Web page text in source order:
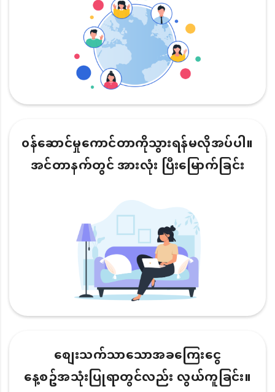
၀န်ဆောင်မှုကောင်တာကိုသွားရန်မလိုအပ်ပါ။
အင်တာနက်တွင် အားလုံး ပြီးမြောက်ခြင်း
စျေးသက်သာသောအခကြေးငွေ
နေ့စဥ်အသုံးပြုရာတွင်လည်း လွယ်ကူခြင်း။